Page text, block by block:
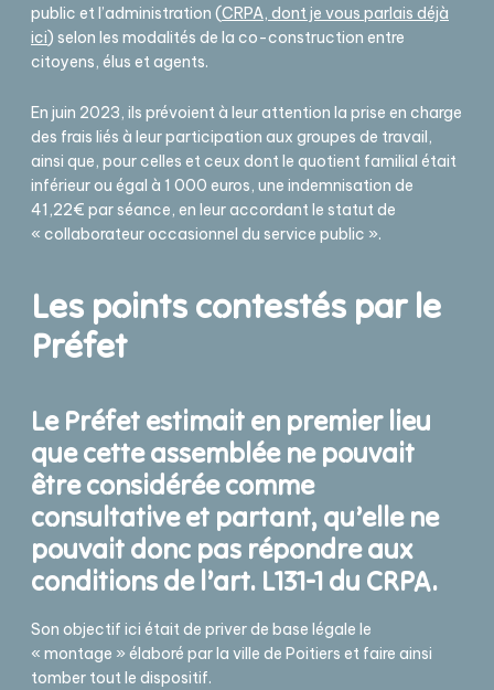
public et l’administration (CRPA, dont je vous parlais déjà
ici) selon les modalités de la co-construction entre
citoyens, élus et agents.
En juin 2023, ils prévoient à leur attention la prise en charge
des frais liés à leur participation aux groupes de travail,
ainsi que, pour celles et ceux dont le quotient familial était
inférieur ou égal à 1 000 euros, une indemnisation de
41,22€ par séance, en leur accordant le statut de
« collaborateur occasionnel du service public ».
Les points contestés par le
Préfet
Le Préfet estimait en premier lieu
que cette assemblée ne pouvait
être considérée comme
consultative et partant, qu’elle ne
pouvait donc pas répondre aux
conditions de l’art. L131-1 du CRPA.
Son objectif ici était de priver de base légale le
« montage » élaboré par la ville de Poitiers et faire ainsi
tomber tout le dispositif.